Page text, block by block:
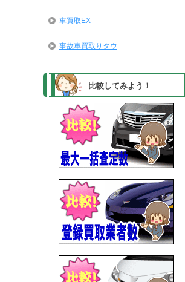
車買取EX
事故車買取りタウ
比較してみよう！